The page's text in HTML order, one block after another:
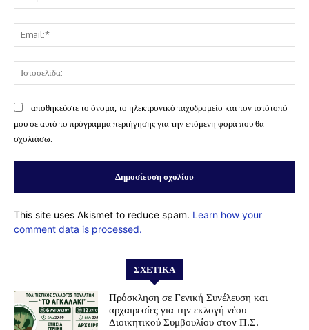
αποθηκεύστε το όνομα, το ηλεκτρονικό ταχυδρομείο και τον ιστότοπό
μου σε αυτό το πρόγραμμα περιήγησης για την επόμενη φορά που θα
σχολιάσω.
This site uses Akismet to reduce spam. Learn how your
comment data is processed.
ΣΧΕΤΙΚΆ
Πρόσκληση σε Γενική Συνέλευση και
αρχαιρεσίες για την εκλογή νέου
Διοικητικού Συμβουλίου στον Π.Σ.